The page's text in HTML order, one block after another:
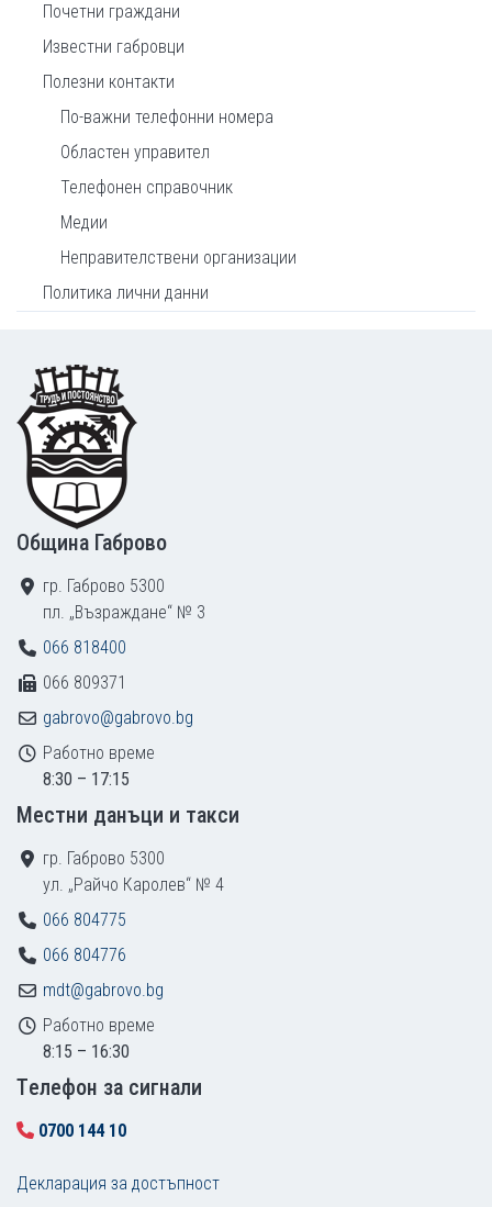
Почетни граждани
Известни габровци
Полезни контакти
По-важни телефонни номера
Областен управител
Телефонен справочник
Медии
Неправителствени организации
Политика лични данни
Footer
Община Габрово
гр. Габрово 5300
пл. „Възраждане“ № 3
066 818400
066 809371
gabrovo@gabrovo.bg
Работно време
8:30 – 17:15
Местни данъци и такси
гр. Габрово 5300
ул. „Райчо Каролев“ № 4
066 804775
066 804776
mdt@gabrovo.bg
Работно време
8:15 – 16:30
Tелефон за сигнали
0700 144 10
Декларация за достъпност